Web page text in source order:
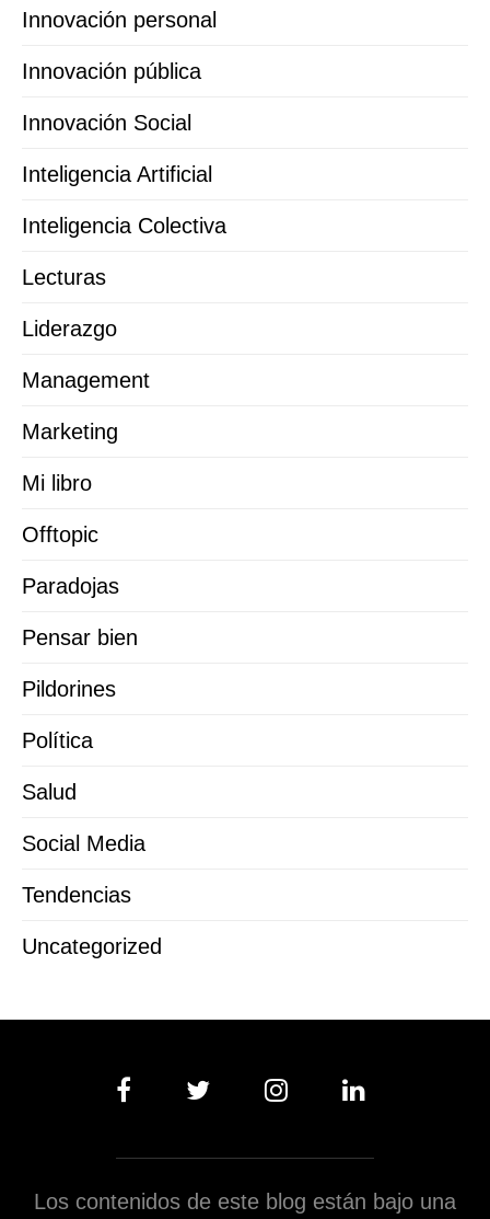
Innovación personal
Innovación pública
Innovación Social
Inteligencia Artificial
Inteligencia Colectiva
Lecturas
Liderazgo
Management
Marketing
Mi libro
Offtopic
Paradojas
Pensar bien
Pildorines
Política
Salud
Social Media
Tendencias
Uncategorized
Los contenidos de este blog están bajo una